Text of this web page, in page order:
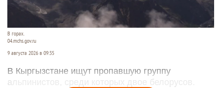
В горах.
04.mchs.gov.ru
9 августа 2026 в 09:35
В Кыргызстане ищут пропавшую группу
альпинистов, среди которых двое белорусов.